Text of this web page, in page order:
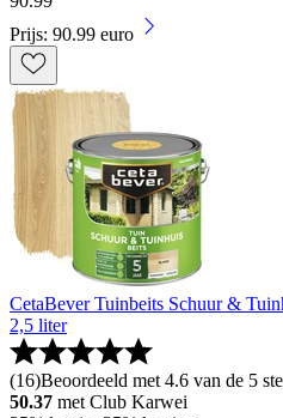
Prijs: 90.99 euro
CetaBever Tuinbeits Schuur &
2,5 liter
(16)Beoordeeld met 4.6 van de 5
50.37 met Club Karwei